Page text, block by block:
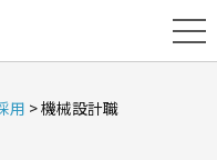
用 >機械設計職